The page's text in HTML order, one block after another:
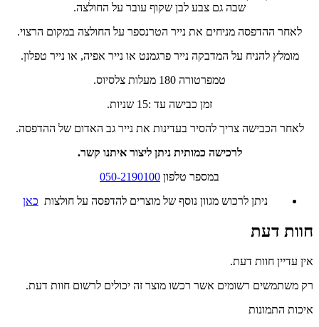
שבה גם צבע לבן שקוף עובר על החולצה.
לאחר ההדפסה מניחים את נייר הטרנספר על החולצה במקום הרצוי.
מומלץ להניח על המדבקה נייר פרגמנט או נייר אפיה, או נייר טפלון.
טמפרטורה 180 מעלות צלסיוס.
זמן כבישה עד :15 שניות.
לאחר הכבישה צריך להסיר בעדינות את נייר גב האדום של ההדפסה.
לרכישה כמותית ניתן ליצור איתנו קשר.
במספר טלפון 050-2190100
ניתן לרכוש מגוון נוסף של מוצרים להדפסה על חולצות כאן
חוות דעת
אין עדיין חוות דעת.
רק משתמשים רשומים אשר רכשו מוצר זה יכולים לרשום חוות דעת.
איכות התמונות